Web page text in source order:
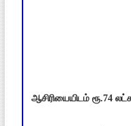
ஆசிரியையிடம் ரூ.74